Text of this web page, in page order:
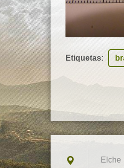
Etiquetas:
Elche